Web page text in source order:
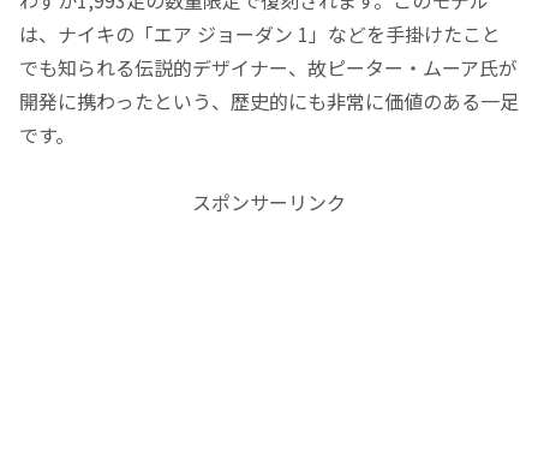
は、ナイキの「エア ジョーダン 1」などを手掛けたこと
でも知られる伝説的デザイナー、故ピーター・ムーア氏が
開発に携わったという、歴史的にも非常に価値のある一足
です。
スポンサーリンク